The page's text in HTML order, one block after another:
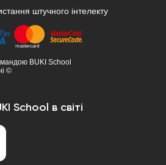
штучного інтелекту
BUKI School
©
School в світі